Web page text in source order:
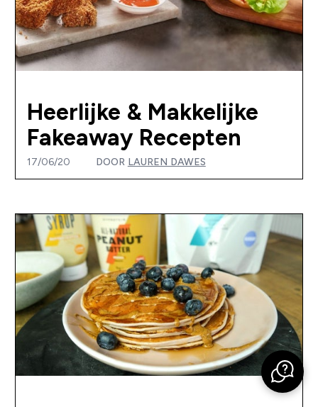
Heerlijke & Makkelijke
Fakeaway Recepten
17/06/20 DOOR LAUREN DAWES